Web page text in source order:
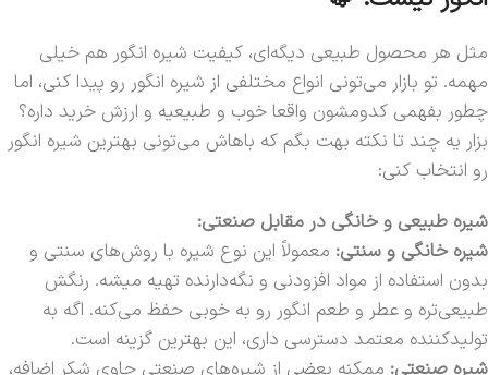
مثل هر محصول طبیعی دیگه‌ای، کیفیت شیره انگور هم خیلی
مهمه. تو بازار می‌تونی انواع مختلفی از شیره انگور رو پیدا کنی، اما
چطور بفهمی کدومشون واقعا خوب و طبیعیه و ارزش خرید داره؟
بزار یه چند تا نکته بهت بگم که باهاش می‌تونی بهترین شیره انگور
رو انتخاب کنی:
شیره طبیعی و خانگی در مقابل صنعتی:
شیره خانگی و سنتی: معمولاً این نوع شیره با روش‌های سنتی و
بدون استفاده از مواد افزودنی و نگه‌دارنده تهیه میشه. رنگش
طبیعی‌تره و عطر و طعم انگور رو به خوبی حفظ می‌کنه. اگه به
تولیدکننده معتمد دسترسی داری، این بهترین گزینه است.